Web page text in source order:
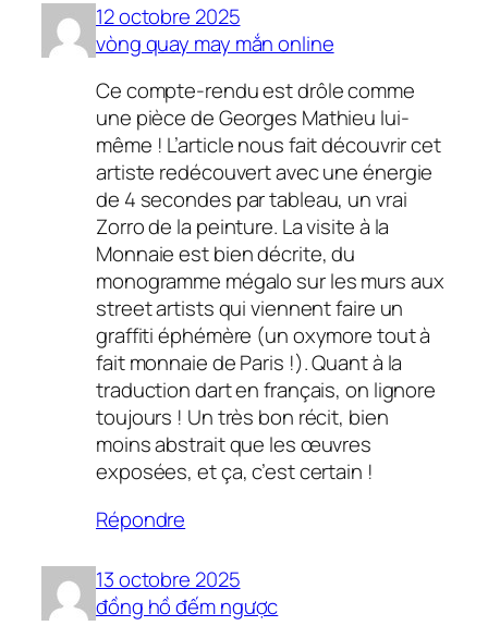
12 octobre 2025
vòng quay may mắn online
Ce compte-rendu est drôle comme
une pièce de Georges Mathieu lui-
même ! L’article nous fait découvrir cet
artiste redécouvert avec une énergie
de 4 secondes par tableau, un vrai
Zorro de la peinture. La visite à la
Monnaie est bien décrite, du
monogramme mégalo sur les murs aux
street artists qui viennent faire un
graffiti éphémère (un oxymore tout à
fait monnaie de Paris !). Quant à la
traduction dart en français, on lignore
toujours ! Un très bon récit, bien
moins abstrait que les œuvres
exposées, et ça, c’est certain !
Répondre
13 octobre 2025
đồng hồ đếm ngược